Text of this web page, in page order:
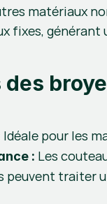
matériaux
fixes, générant
Idéale pour les
: Les
peuvent traiter